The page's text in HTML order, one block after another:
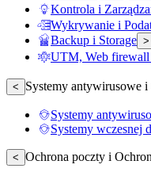
Kontrola i
Wykrywanie i
Backup i Storage >
UTM, Web firewall
< Systemy antywirusowe
Systemy
Systemy wczesnej
< Ochrona poczty i